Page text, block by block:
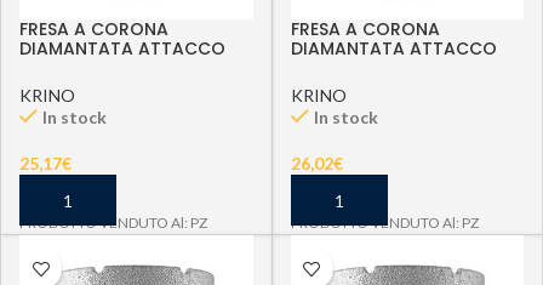
FRESA A CORONA
DIAMANTATA ATTACCO
KRINO
In stock
25,17€
PRODOTTO VENDUTO Al: PZ
FRESA A CORONA
DIAMANTATA ATTACCO
KRINO
In stock
26,02€
PRODOTTO VENDUTO Al: PZ